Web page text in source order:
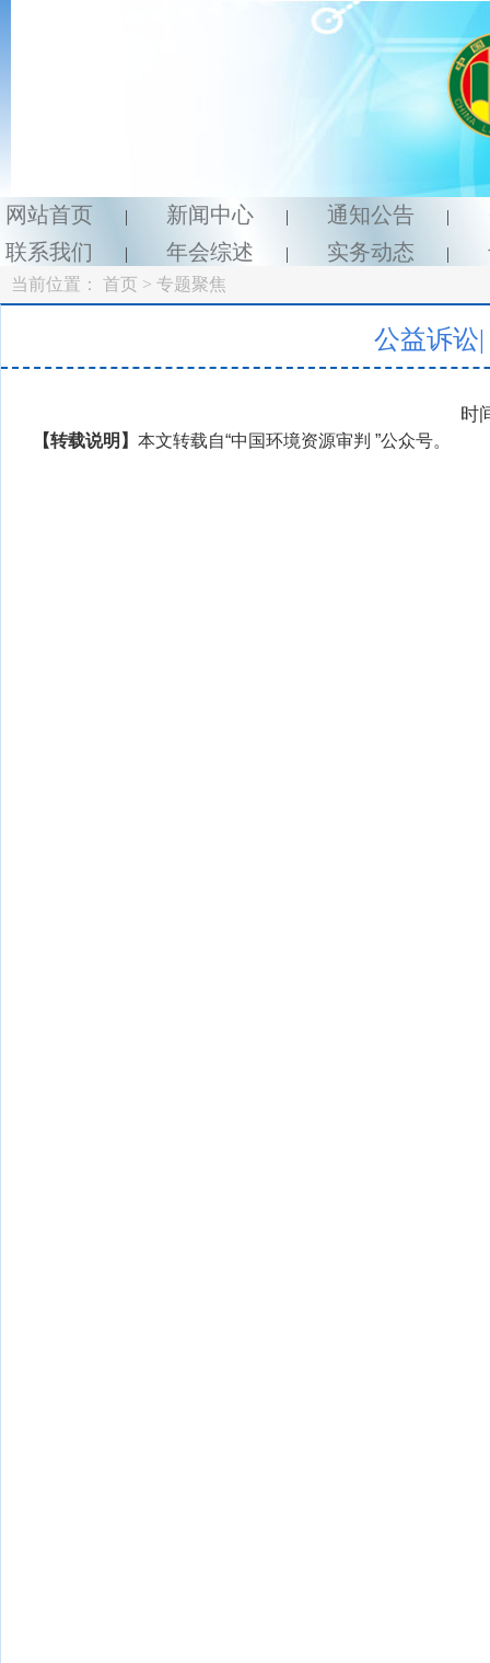
网站首页 | 新闻中心 | 通知公告 |
联系我们
| 年会综述 | 实务动态 |
当前位置： 首页 > 专题聚焦
公益诉讼
时
【转载说明】本文转载自“中国环境资源审判 ”公众号。